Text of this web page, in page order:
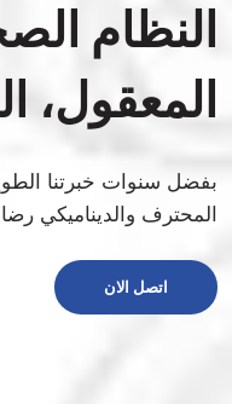
النظام
المعقول،
بفضل سنوات خبرتنا
المحترف والديناميكي
اتصل الان